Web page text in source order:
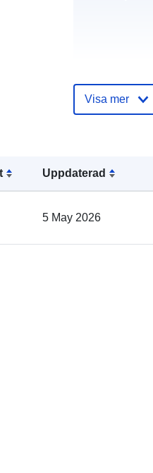
Uppdaterad
5 May 2026
Spatial:
Visa mer